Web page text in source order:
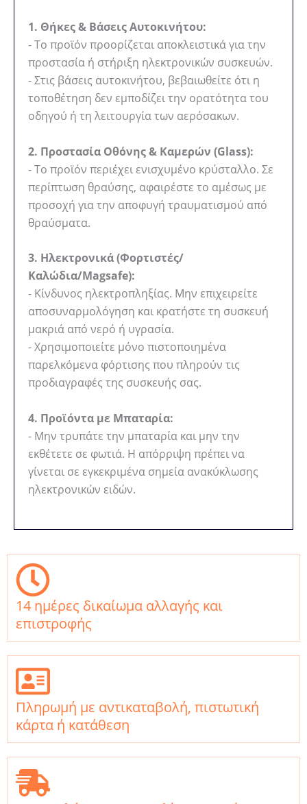
1. Θήκες & Βάσεις Αυτοκινήτου:
- Το προϊόν προορίζεται αποκλειστικά για την
προστασία ή στήριξη ηλεκτρονικών συσκευών.
- Στις βάσεις αυτοκινήτου, βεβαιωθείτε ότι η
τοποθέτηση δεν εμποδίζει την ορατότητα του
οδηγού ή τη λειτουργία των αερόσακων.
2. Προστασία Οθόνης & Καμερών (Glass):
- Το προϊόν περιέχει ενισχυμένο κρύσταλλο. Σε
περίπτωση θραύσης, αφαιρέστε το αμέσως με
προσοχή για την αποφυγή τραυματισμού από
θραύσματα.
3. Ηλεκτρονικά (Φορτιστές/
Καλώδια/Magsafe):
- Κίνδυνος ηλεκτροπληξίας. Μην επιχειρείτε
αποσυναρμολόγηση και κρατήστε τη συσκευή
μακριά από νερό ή υγρασία.
- Χρησιμοποιείτε μόνο πιστοποιημένα
παρελκόμενα φόρτισης που πληρούν τις
προδιαγραφές της συσκευής σας.
4. Προϊόντα με Μπαταρία:
- Μην τρυπάτε την μπαταρία και μην την
εκθέτετε σε φωτιά. Η απόρριψη πρέπει να
γίνεται σε εγκεκριμένα σημεία ανακύκλωσης
ηλεκτρονικών ειδών.
14 ημέρες δικαίωμα αλλαγής και
επιστροφής
Πληρωμή με αντικαταβολή, πιστωτική
κάρτα ή κατάθεση